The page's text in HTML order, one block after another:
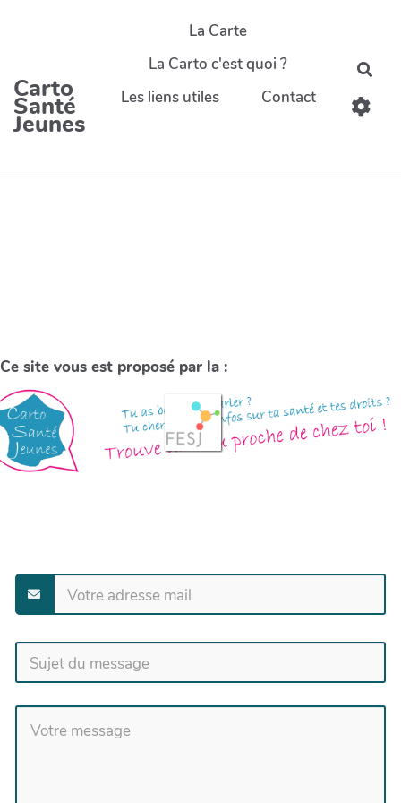
Carto
Santé
Jeunes
La Carte
La Carto c'est quoi ?
Les liens utiles
Contact
Ce site vous est proposé par la :